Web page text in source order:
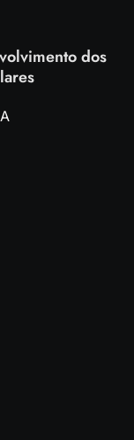
dos